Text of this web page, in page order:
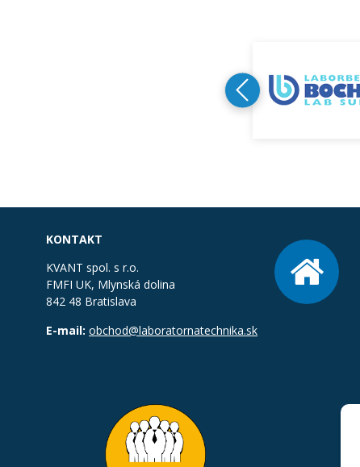
KONTAKT
KVANT spol. s r.o.
FMFI UK, Mlynská dolina
842 48 Bratislava
E-mail: obchod@laboratornatechnika.sk